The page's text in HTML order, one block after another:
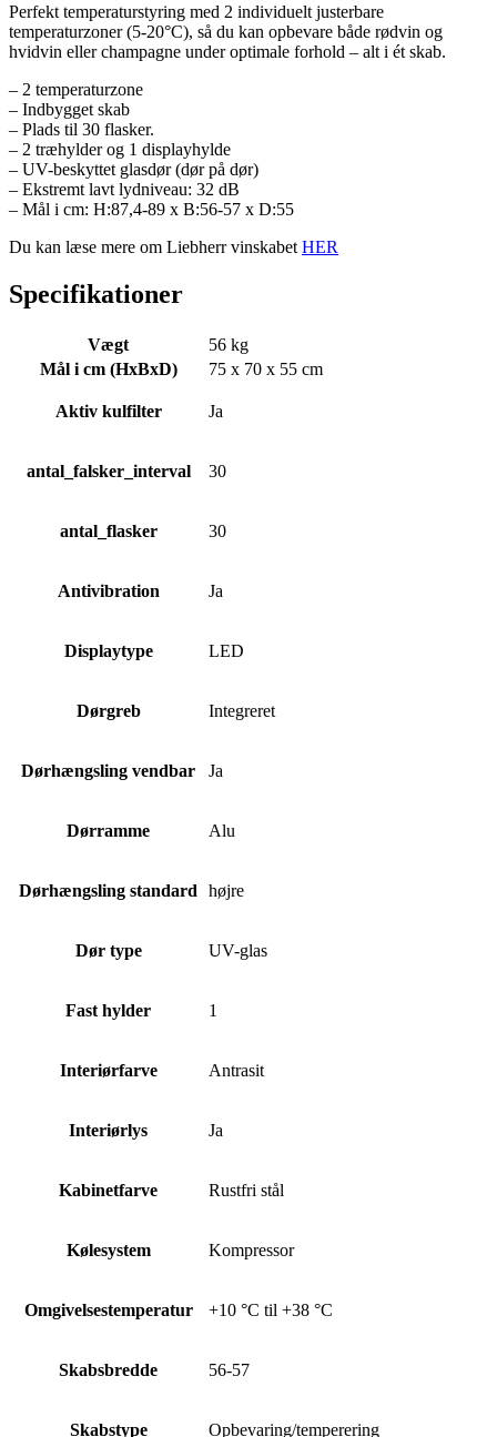
Perfekt temperaturstyring med 2 individuelt justerbare
temperaturzoner (5-20°C), så du kan opbevare både rødvin og
hvidvin eller champagne under optimale forhold – alt i ét skab.
– 2 temperaturzone
– Indbygget skab
– Plads til 30 flasker.
– 2 træhylder og 1 displayhylde
– UV-beskyttet glasdør (dør på dør)
– Ekstremt lavt lydniveau: 32 dB
– Mål i cm: H:87,4-89 x B:56-57 x D:55
Du kan læse mere om Liebherr vinskabet HER
Specifikationer
Vægt
56 kg
Mål i cm (HxBxD)
75 x 70 x 55 cm
Aktiv kulfilter Ja
antal_falsker_interval 30
antal_flasker 30
Antivibration Ja
Displaytype LED
Dørgreb Integreret
Dørhængsling vendbar Ja
Dørramme Alu
Dørhængsling standard højre
Dør type UV-glas
Fast hylder 1
Interiørfarve Antrasit
Interiørlys Ja
Kabinetfarve Rustfri stål
Kølesystem Kompressor
Omgivelsestemperatur +10 °C til +38 °C
Skabsbredde 56-57
Skabstype Opbevaring/temperering